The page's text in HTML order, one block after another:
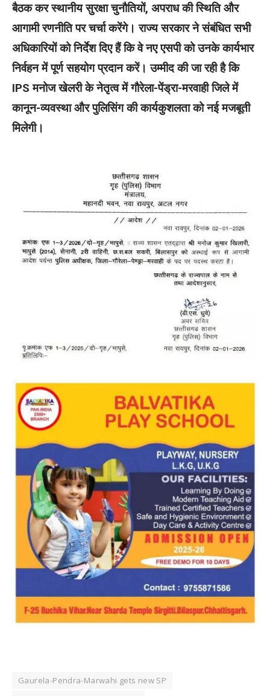
बैठक कर स्थानीय सुरक्षा चुनौतियों, अपराध की स्थिति और
आगामी रणनीति पर चर्चा करेंगे। राज्य सरकार ने संबंधित सभी
अधिकारियों को निर्देश दिए हैं कि वे नए एसपी को उनके कार्यभार
निर्वहन में पूर्ण सहयोग प्रदान करें। उम्मीद की जा रही है कि
IPS मनोज खेलरी के नेतृत्व में गौरेला-पेंड्रा-मरवाही जिले में
कानून-व्यवस्था और पुलिसिंग की कार्यकुशलता को नई मजबूती
मिलेगी।
Gaurela-Pendra-Marwahi gets new SP